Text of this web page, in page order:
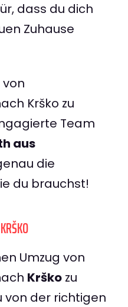
dass du dich
Zuhause
Krško zu
Team
aus
die
du brauchst!
Umzug von
Krško zu
von der richtigen